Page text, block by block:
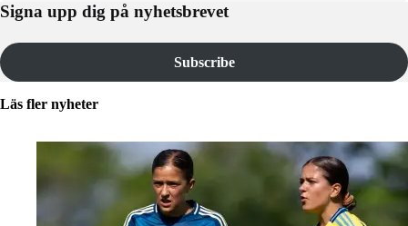
Signa upp dig på nyhetsbrevet
Subscribe
Läs fler nyheter